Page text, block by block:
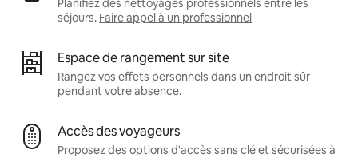
Planifiez des nettoyages professionnels entre les
séjours. Faire appel à un professionnel
Espace de rangement sur site
Rangez vos effets personnels dans un endroit sûr
pendant votre absence.
Accès des voyageurs
Proposez des options d'accès sans clé et sécurisées à